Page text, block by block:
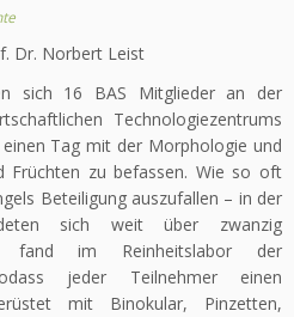
Dr. Norbert Leist
sich 16 BAS Mitglieder an der
Technologiezentrums
Tag mit der Morphologie und
Früchten zu befassen. Wie so oft
Beteiligung auszufallen – in der
sich weit über zwanzig
fand im Reinheitslabor der
jeder Teilnehmer einen
mit Binokular, Pinzetten,